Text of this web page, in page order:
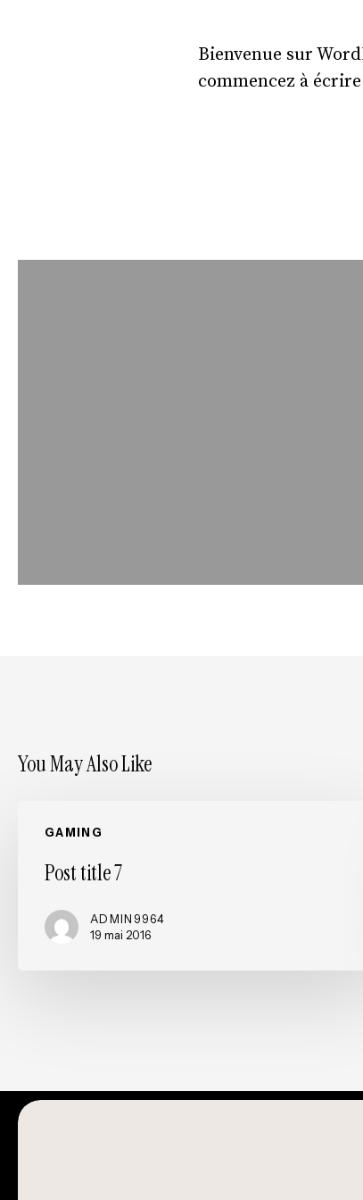
Bienvenue sur
commencez à
You May Also Like
GAMING
title
Post title 7
ADMIN9964
19 mai 2016